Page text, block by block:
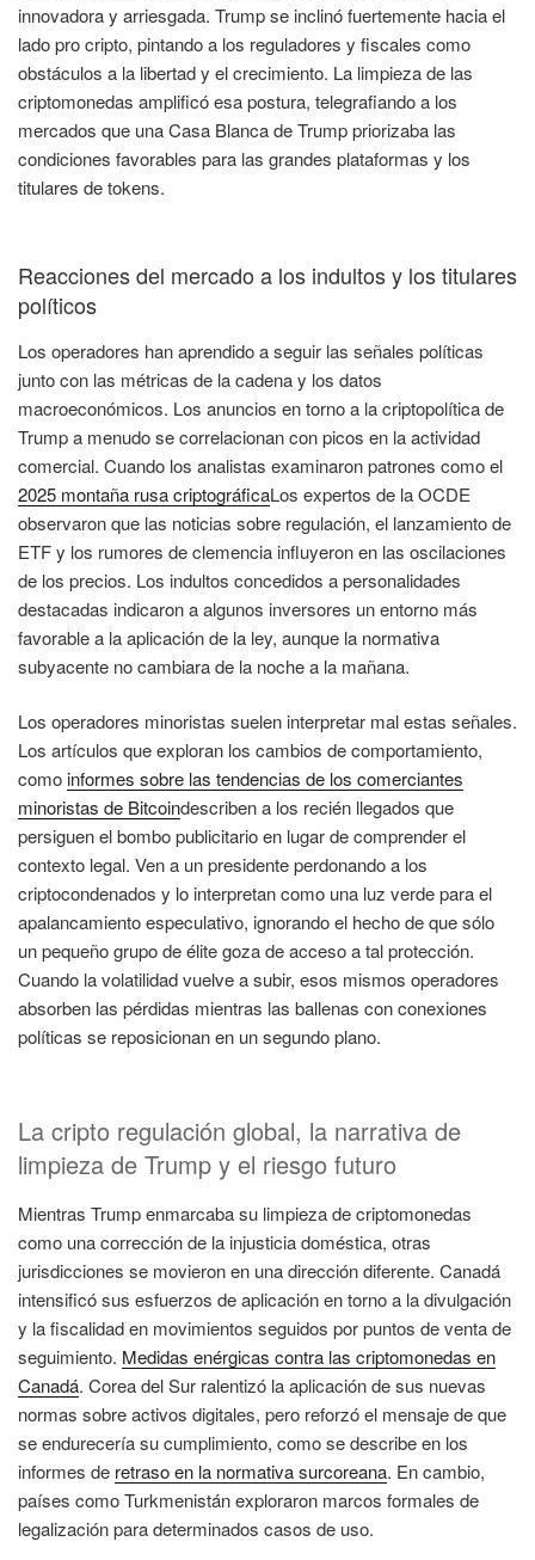
innovadora y arriesgada. Trump se inclinó fuertemente hacia el
lado pro cripto, pintando a los reguladores y fiscales como
obstáculos a la libertad y el crecimiento. La limpieza de las
criptomonedas amplificó esa postura, telegrafiando a los
mercados que una Casa Blanca de Trump priorizaba las
condiciones favorables para las grandes plataformas y los
titulares de tokens.
Reacciones del mercado a los indultos y los titulares
políticos
Los operadores han aprendido a seguir las señales políticas
junto con las métricas de la cadena y los datos
macroeconómicos. Los anuncios en torno a la criptopolítica de
Trump a menudo se correlacionan con picos en la actividad
comercial. Cuando los analistas examinaron patrones como el
2025 montaña rusa criptográficaLos expertos de la OCDE
observaron que las noticias sobre regulación, el lanzamiento de
ETF y los rumores de clemencia influyeron en las oscilaciones
de los precios. Los indultos concedidos a personalidades
destacadas indicaron a algunos inversores un entorno más
favorable a la aplicación de la ley, aunque la normativa
subyacente no cambiara de la noche a la mañana.
Los operadores minoristas suelen interpretar mal estas señales.
Los artículos que exploran los cambios de comportamiento,
comoinformes sobre las tendencias de los comerciantes
minoristas de Bitcoindescriben a los recién llegados que
persiguen el bombo publicitario en lugar de comprender el
contexto legal. Ven a un presidente perdonando a los
criptocondenados y lo interpretan como una luz verde para el
apalancamiento especulativo, ignorando el hecho de que sólo
un pequeño grupo de élite goza de acceso a tal protección.
Cuando la volatilidad vuelve a subir, esos mismos operadores
absorben las pérdidas mientras las ballenas con conexiones
políticas se reposicionan en un segundo plano.
La cripto regulación global, la narrativa de
limpieza de Trump y el riesgo futuro
Mientras Trump enmarcaba su limpieza de criptomonedas
como una corrección de la injusticia doméstica, otras
jurisdicciones se movieron en una dirección diferente. Canadá
intensificó sus esfuerzos de aplicación en torno a la divulgación
y la fiscalidad en movimientos seguidos por puntos de venta de
seguimiento. Medidas enérgicas contra las criptomonedas en
Canadá. Corea del Sur ralentizó la aplicación de sus nuevas
normas sobre activos digitales, pero reforzó el mensaje de que
se endurecería su cumplimiento, como se describe en los
informes de retraso en la normativa surcoreana. En cambio,
países como Turkmenistán exploraron marcos formales de
legalización para determinados casos de uso.